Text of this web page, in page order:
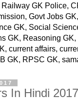
GK Police,
Govt Jobs
GK, Social
GK, Reasoning
current affairs,
GK, RPSC GK,
In Hindi 2017